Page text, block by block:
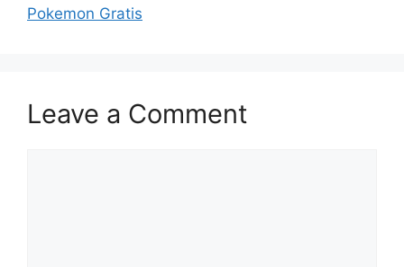
Pokemon Gratis
Leave a Comment